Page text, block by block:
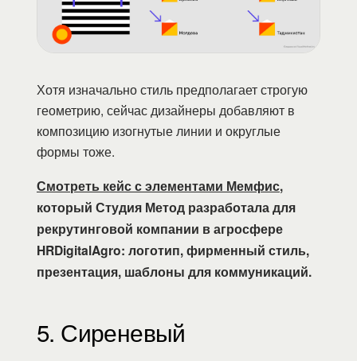
Хотя изначально стиль предполагает строгую
геометрию, сейчас дизайнеры добавляют в
композицию изогнутые линии и округлые
формы тоже.
Смотреть кейс с элементами Мемфис,
который Студия Метод разработала для
рекрутинговой компании в агросфере
HRDigitalAgro: логотип, фирменный стиль,
презентация, шаблоны для коммуникаций.
5. Сиреневый